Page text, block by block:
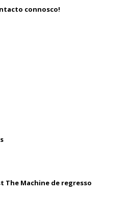
connosco!
The Machine de regresso